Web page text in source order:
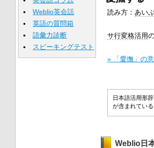
読み方： あい
サ行変格活用
» 「愛撫」の
日本語活用形
が含まれてい
Weblio日
Weblio英会話
英語の質問箱
語彙力診断
スピーキングテスト